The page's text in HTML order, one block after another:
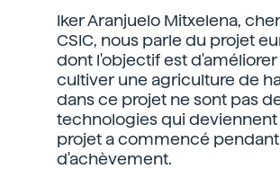
Iker Aranjuelo Mitxelena,
CSIC, nous parle du projet
dont l'objectif est
cultiver une agriculture de
dans ce projet ne sont pas
technologies qui
projet a commencé
d'achèvement.